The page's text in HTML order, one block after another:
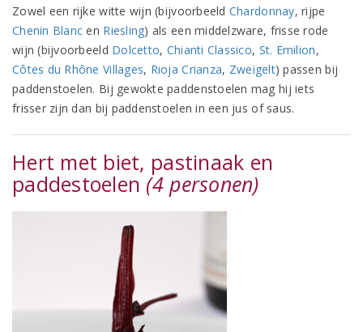
Zowel een rijke witte wijn (bijvoorbeeld Chardonnay, rijpe
Chenin Blanc en Riesling) als een middelzware, frisse rode
wijn (bijvoorbeeld Dolcetto, Chianti Classico, St. Emilion,
Côtes du Rhône Villages, Rioja Crianza, Zweigelt) passen bij
paddenstoelen. Bij gewokte paddenstoelen mag hij iets
frisser zijn dan bij paddenstoelen in een jus of saus.
Hert met biet, pastinaak en
paddestoelen (4 personen)